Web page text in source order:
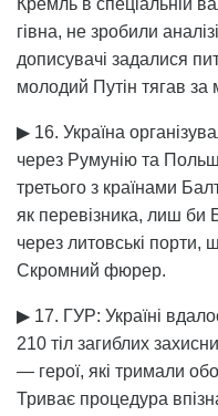
Кремль в спеціальній
гівна, не зробили
дописувачі задалися
молодий Путін тягав
▶ 16. Україна
через Румунію та
третього з країнами
як перевізника, лиш би
через литовські порти,
Скромний фюрер.
▶ 17. ГУР: Україні
210 тіл загиблих
— герої, які тримали
Триває процедура